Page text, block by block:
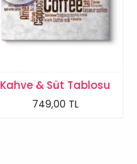
Kahve & Süt Tablosu
749,00 TL